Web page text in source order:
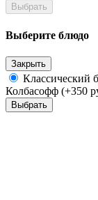
Выбрать
Выберите блюдо
Закрыть
Классический
Колбасофф (+350
Выбрать